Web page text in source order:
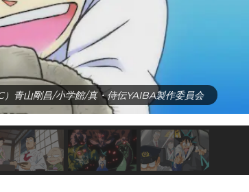
⻘山剛昌/小学館/真・侍伝YAIBA製作委員会